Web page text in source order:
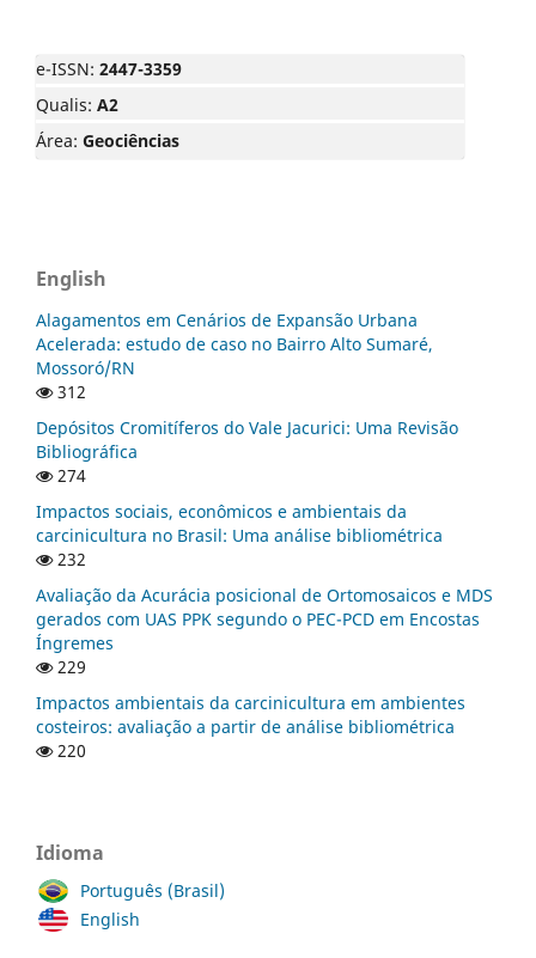
e-ISSN: 2447-3359
Qualis: A2
Área: Geociências
English
Alagamentos em Cenários de Expansão Urbana
Acelerada: estudo de caso no Bairro Alto Sumaré,
Mossoró/RN
312
Depósitos Cromitíferos do Vale Jacurici: Uma Revisão
Bibliográfica
274
Impactos sociais, econômicos e ambientais da
carcinicultura no Brasil: Uma análise bibliométrica
232
Avaliação da Acurácia posicional de Ortomosaicos e MDS
gerados com UAS PPK segundo o PEC-PCD em Encostas
Íngremes
229
Impactos ambientais da carcinicultura em ambientes
costeiros: avaliação a partir de análise bibliométrica
220
Idioma
Português (Brasil)
English